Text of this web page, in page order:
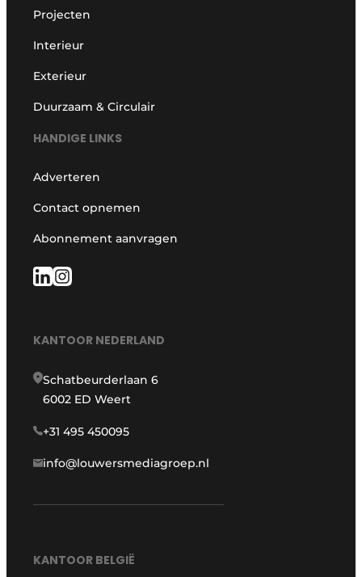
Projecten
Interieur
Exterieur
Duurzaam & Circulair
HANDIGE LINKS
Adverteren
Contact opnemen
Abonnement aanvragen
KANTOOR NEDERLAND
Schatbeurderlaan 6
6002 ED Weert
+31 495 450095
info@louwersmediagroep.nl
KANTOOR BELGIË